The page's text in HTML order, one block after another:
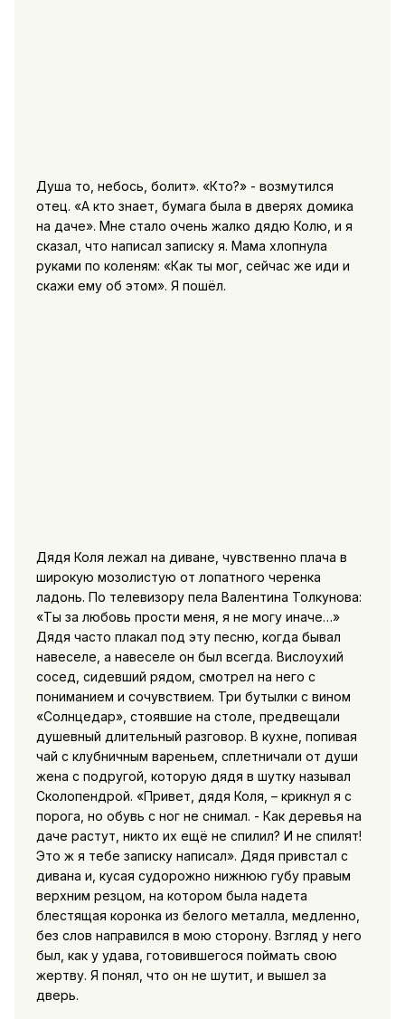
Душа то, небось, болит». «Кто?» - возмутился
отец. «А кто знает, бумага была в дверях домика
на даче». Мне стало очень жалко дядю Колю, и я
сказал, что написал записку я. Мама хлопнула
руками по коленям: «Как ты мог, сейчас же иди и
скажи ему об этом». Я пошёл.
Дядя Коля лежал на диване, чувственно плача в
широкую мозолистую от лопатного черенка
ладонь. По телевизору пела Валентина Толкунова:
«Ты за любовь прости меня, я не могу иначе…»
Дядя часто плакал под эту песню, когда бывал
навеселе, а навеселе он был всегда. Вислоухий
сосед, сидевший рядом, смотрел на него с
пониманием и сочувствием. Три бутылки с вином
«Солнцедар», стоявшие на столе, предвещали
душевный длительный разговор. В кухне, попивая
чай с клубничным вареньем, сплетничали от души
жена с подругой, которую дядя в шутку называл
Сколопендрой. «Привет, дядя Коля, – крикнул я с
порога, но обувь с ног не снимал. - Как деревья на
даче растут, никто их ещё не спилил? И не спилят!
Это ж я тебе записку написал». Дядя привстал с
дивана и, кусая судорожно нижнюю губу правым
верхним резцом, на котором была надета
блестящая коронка из белого металла, медленно,
без слов направился в мою сторону. Взгляд у него
был, как у удава, готовившегося поймать свою
жертву. Я понял, что он не шутит, и вышел за
дверь.